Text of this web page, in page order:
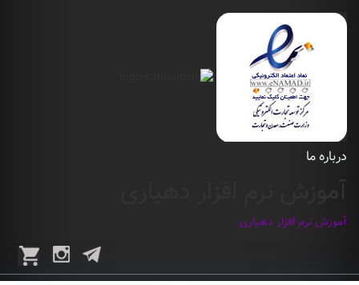
درباره ما
آموزش نرم افزار دهیاری